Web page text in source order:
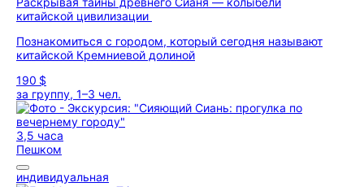
китайской цивилизации
Познакомиться с городом, который сегодня называют
китайской Кремниевой долиной
190 $
за группу, 1–3 чел.
3,5 часа
Пешком
индивидуальная